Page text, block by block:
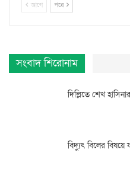
আগে পরে
সংবাদ শিরোনাম
দিল্লিতে শেখ
বিদ্যুৎ বিলের